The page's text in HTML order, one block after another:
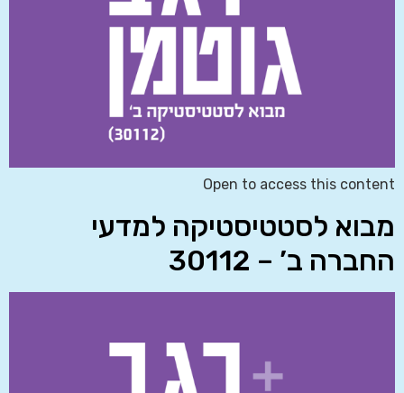
Open to access this content
מבוא לסטטיסטיקה למדעי
החברה ב’ – 30112